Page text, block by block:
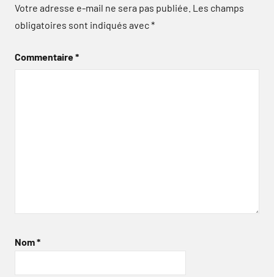
Votre adresse e-mail ne sera pas publiée. Les champs
obligatoires sont indiqués avec*
Commentaire*
Nom*